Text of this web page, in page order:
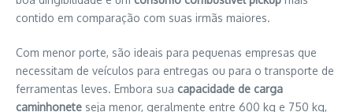
contido em comparação com suas irmãs maiores.
Com menor porte, são ideais para pequenas empresas que
necessitam de veículos para entregas ou para o transporte de
ferramentas leves. Embora sua capacidade de carga
caminhonete seja menor, geralmente entre 600 kg e 750 kg,